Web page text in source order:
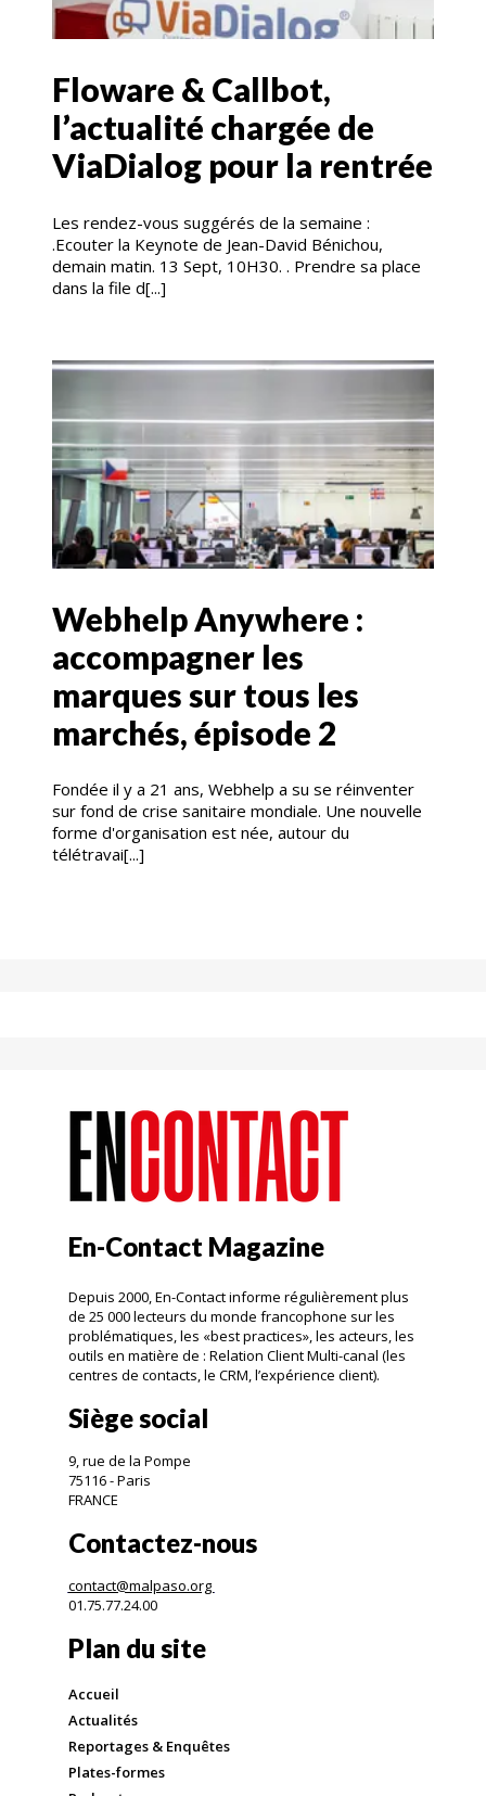
Floware & Callbot,
l’actualité chargée de
ViaDialog pour la rentrée
Les rendez-vous suggérés de la semaine :
.Ecouter la Keynote de Jean-David Bénichou,
demain matin. 13 Sept, 10H30. . Prendre sa place
dans la file d[...]
Webhelp Anywhere :
accompagner les
marques sur tous les
marchés, épisode 2
Fondée il y a 21 ans, Webhelp a su se réinventer
sur fond de crise sanitaire mondiale. Une nouvelle
forme d'organisation est née, autour du
télétravai[...]
En-Contact Magazine
Depuis 2000, En-Contact informe régulièrement plus
de 25 000 lecteurs du monde francophone sur les
problématiques, les «best practices», les acteurs, les
outils en matière de : Relation Client Multi-canal (les
centres de contacts, le CRM, l’expérience client).
Siège social
9, rue de la Pompe
75116 - Paris
FRANCE
Contactez-nous
contact@malpaso.org
01.75.77.24.00
Plan du site
Accueil
Actualités
Reportages & Enquêtes
Plates-formes